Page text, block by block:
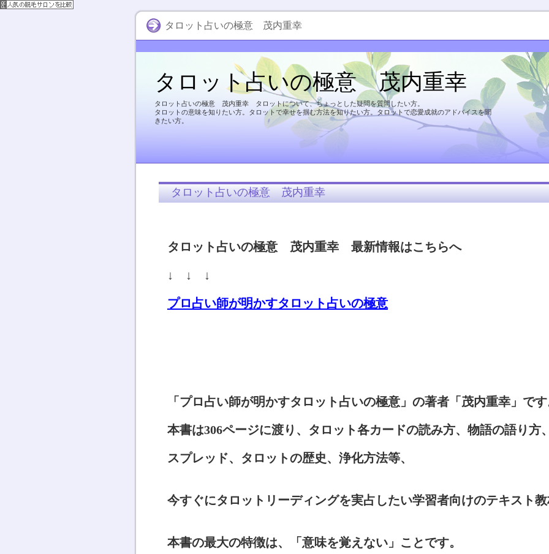
タロット占いの極意 茂内重幸
タロット占いの極意 茂内重幸
タロット占いの極意 茂内重幸 タロットについて、ちょっとした疑問を質問したい方。
タロットの意味を知りたい方。タロットで幸せを掴む方法を知りたい方。タロットで恋愛成就のアドバイスを聞
きたい方。
タロット占いの極意 茂内重幸
タロット占いの極意 茂内重幸 最新情報はこちらへ
↓ ↓ ↓
プロ占い師が明かすタロット占いの極意
「プロ占い師が明かすタロット占いの極意」の著者「茂内重幸」で
本書は306ページに渡り、タロット各カードの読み方、物語の語り方
スプレッド、タロットの歴史、浄化方法等、
今すぐにタロットリーディングを実占したい学習者向けのテキスト
本書の最大の特徴は、「意味を覚えない」ことです。